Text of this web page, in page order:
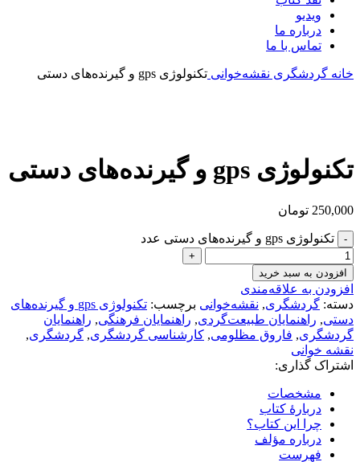
ویدیو
درباره‌ ما
تماس با ما
خانه گردشگری نقشه‌خوانی تکنولوژی gps و گیرنده‌های دستی
تکنولوژی gps و گیرنده‌های دستی
250,000 تومان
تکنولوژی gps و گیرنده‌های دستی عدد
افزودن به سبد خرید
افزودن به علاقه‌مندی
دسته: گردشگری, نقشه‌خوانی برچسب:
تکنولوژی gps و گیرنده‌های
دستی, راهنمایان طبیعت‌گردی, راهنمایان فرهنگی, راهنمایان
گردشگری, فاروق مظلومی, کارشناسی گردشگری, گردشگری,
نقشه خوانی
اشتراک گذاری:
مشخصات
دربارهٔ کتاب
چرا این کتاب؟
درباره مؤلف
فهرست